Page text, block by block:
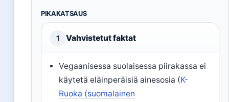
PIKAKATSAUS
1 Vahvistetut faktat
Vegaanisessa suolaisessa piirakassa ei
käytetä eläinperäisiä ainesosia (K-
Ruoka (suomalainen